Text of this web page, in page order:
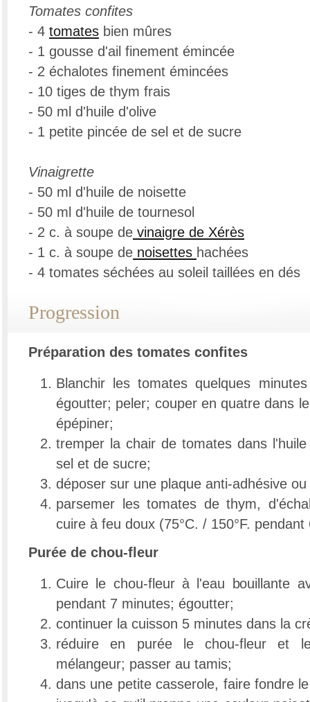
Tomates confites
- 4 tomates bien mûres
- 1 gousse d'ail finement émincée
- 2 échalotes finement émincées
- 10 tiges de thym frais
- 50 ml d'huile d'olive
- 1 petite pincée de sel et de sucre
Vinaigrette
- 50 ml d'huile de noisette
- 50 ml d'huile de tournesol
- 2 c. à soupe de vinaigre de Xérès
- 1 c. à soupe de noisettes hachées
- 4 tomates séchées au soleil taillées en dés
Progression
Préparation des tomates confites
Blanchir les tomates quelques
égoutter; peler; couper en quatre dans
épépiner;
tremper la chair de tomates dans
sel et de sucre;
déposer sur une plaque anti-adhésive
parsemer les tomates de thym,
cuire à feu doux (75°C. / 150°F.
Purée de chou-fleur
Cuire le chou-fleur à l'eau bouillante
pendant 7 minutes; égoutter;
continuer la cuisson 5 minutes dans la
réduire en purée le chou-fleur et
mélangeur; passer au tamis;
dans une petite casserole, faire fondre